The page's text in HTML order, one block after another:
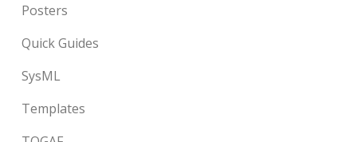
Posters
Quick Guides
SysML
Templates